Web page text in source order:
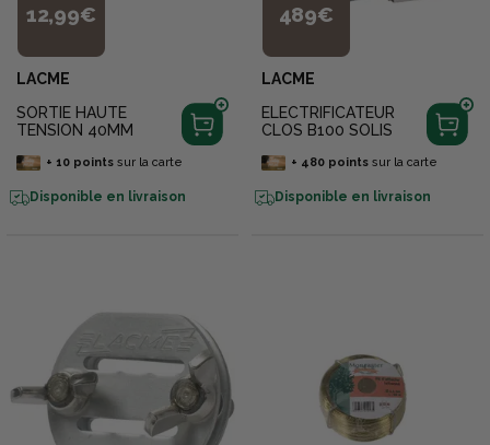
12,99€
LACME
SORTIE HAUTE
TENSION 40MM
+ 10pointssur la carte
Disponible en livraison
489€
LACME
ELECTRIFICATEUR
CLOS B100 SOLIS
+ 480pointssur la carte
Disponible en livraison